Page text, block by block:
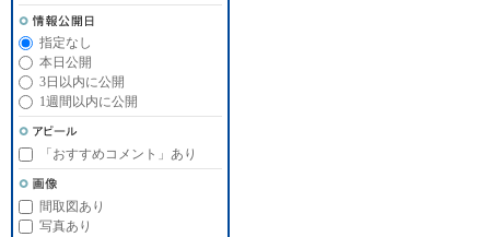
指定なし
本日公開
3日以内に公開
1週間以内に公開
「おすすめコメント」あり
間取図あり
写真あり